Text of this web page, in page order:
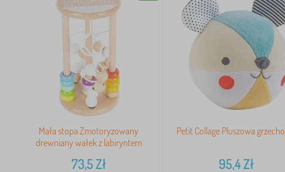
Mała stopa Zmotoryzowany
drewniany wałek z labiryntem
73,5Zł
Petit Collage Pluszowa
95,4Zł